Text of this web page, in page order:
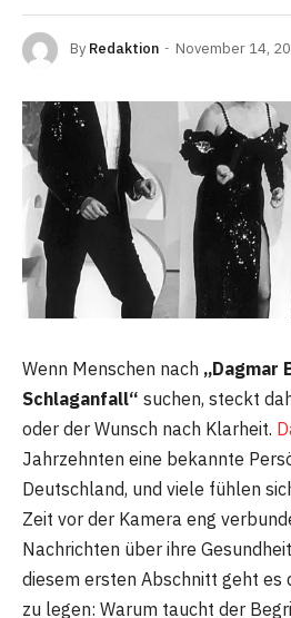
By Redaktion November 14,
Wenn Menschen nach „Dagmar
Schlaganfall“ suchen, steckt
oder der Wunsch nach Klarheit.
Jahrzehnten eine bekannte
Deutschland, und viele fühlen
Zeit vor der Kamera eng
Nachrichten über ihre
diesem ersten Abschnitt geht es
zu legen: Warum taucht der